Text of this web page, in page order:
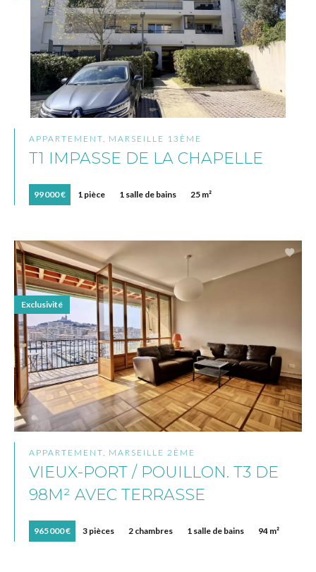
APPARTEMENT, MARSEILLE 13ÈME
T1 IMPASSE DE LA CHAPELLE
99 000 € 1 pièce 1 salle de bains 25 m²
APPARTEMENT, MARSEILLE 2ÈME
VIEUX-PORT / POUILLON. T3 DE
98M² AVEC TERRASSE
965 000 € 3 pièces 2 chambres 1 salle de bains 94 m²
Exclusivité